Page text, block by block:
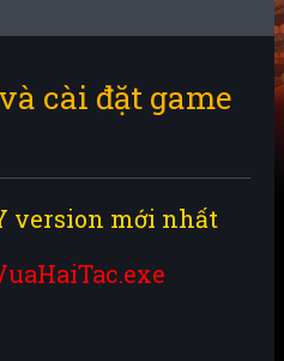
cài đặt game
version mới nhất